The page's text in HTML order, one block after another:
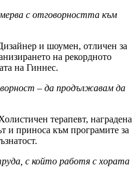
с отговорността към
и шоумен, отличен за
на рекордното
на Гиннес.
– да продължавам да
терапевт, наградена
и приноса към програмите за
с който работя с хората